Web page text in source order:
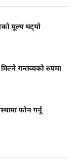
मूल्य घट्‍यो
मिल्ने गन्तव्यको रुपमा
फोन गर्नू